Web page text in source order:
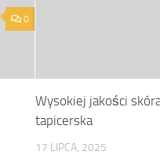
0
Wysokiej jakości
tapicerska
17 LIPCA, 2025